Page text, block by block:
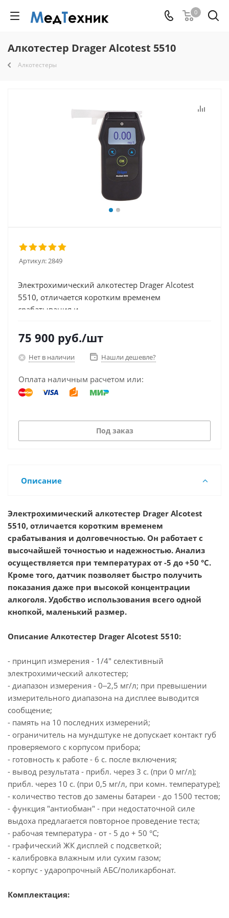
0
Алкотестер Drager Alcotest 5510
Алкотестеры
Артикул:2849
Электрохимический алкотестер Drager Alcotest
5510, отличается коротким временем
срабатывания и...
75 900 руб./шт
Нет в наличии Нашли дешевле?
Оплата наличным расчетом или:
Под заказ
Описание
Электрохимический алкотестер Drager Alcotest
5510, отличается коротким временем
срабатывания и долговечностью. Он работает с
высочайшей точностью и надежностью. Анализ
осуществляется при температурах от -5 до +50 °C.
Кроме того, датчик позволяет быстро получить
показания даже при высокой концентрации
алкоголя. Удобство использования всего одной
кнопкой, маленький размер.
Описание Алкотестер Drager Alcotest 5510:
- принцип измерения - 1/4" селективный
электрохимический алкотестер;
- диапазон измерения - 0‒2,5 мг/л; при превышении
измерительного диапазона на дисплее выводится
сообщение;
- память на 10 последних измерений;
- ограничитель на мундштуке не допускает контакт губ
проверяемого с корпусом прибора;
- готовность к работе - 6 с. после включения;
- вывод результата - прибл. через 3 с. (при 0 мг/л);
прибл. через 10 с. (при 0,5 мг/л, при комн. температуре);
- количество тестов до замены батареи - до 1500 тестов;
- функция "антиобман" - при недостаточной силе
выдоха предлагается повторное проведение теста;
- рабочая температура - от - 5 до + 50 °C;
- графический ЖК дисплей с подсветкой;
- калибровка влажным или сухим газом;
- корпус - ударопрочный АБС/поликарбонат.
Комплектация: